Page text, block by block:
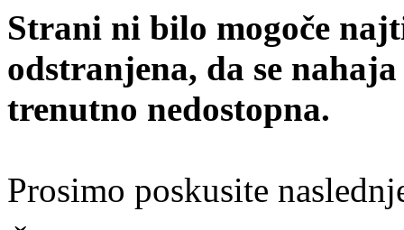
Strani ni bilo mogoče
odstranjena, da se
trenutno nedostopna.
Prosimo poskusite